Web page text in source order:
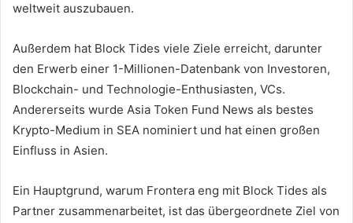
weltweit auszubauen.
Außerdem hat Block Tides viele Ziele erreicht, darunter
den Erwerb einer 1-Millionen-Datenbank von Investoren,
Blockchain- und Technologie-Enthusiasten, VCs.
Andererseits wurde Asia Token Fund News als bestes
Krypto-Medium in SEA nominiert und hat einen großen
Einfluss in Asien.
Ein Hauptgrund, warum Frontera eng mit Block Tides als
Partner zusammenarbeitet, ist das übergeordnete Ziel von